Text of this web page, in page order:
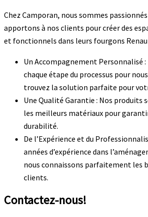
Chez Camporan, nous sommes passionnés
apportons à nos clients pour créer des
et fonctionnels dans leurs fourgons
Un Accompagnement Personnalisé :
chaque étape du processus pour
trouvez la solution parfaite pour
Une Qualité Garantie : Nos produits
les meilleurs matériaux pour
durabilité.
De l’Expérience et du
années d’expérience dans
nous connaissons parfaitement les
clients.
Contactez-nous!